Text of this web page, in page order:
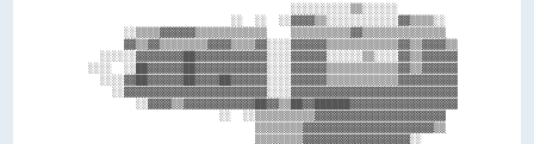
                                    ░░░░░░░░░░▒▒░░░░░░
                          ░░  ░░  ░░▓▓▓▓▒▒░░░░░░░░░░░░▓▓▒▒▒▒░░
        ░░▒▒▒▒▓▓▓▓▓▓▒▒▒▒▒▒▒▒▒▒▒▒    ▒▒▒▒▒▒▒▒▒▒▓▓▒▒▒▒▒▒▒▒▒▒▒▒▒▒
        ▓▓▒▒▓▓▒▒▒▒▒▒▒▒▓▓▓▓▒▒▒▒▓▓░░░░▓▓▓▓▓▓▒▒▒▒▒▒▒▒▒▒▒▒▓▓▒▒▓▓▓▓▒▒
    ░░░░░░▓▓▓▓▓▓▓▓██▓▓▓▓▓▓▓▓▓▓▓▓░░░░▓▓▓▓▓▓░░░░░░▒▒░░░░▓▓▒▒▓▓▓▓▓▓
  ░░░░  ░░██▓▓▓▓▓▓██▓▓▓▓▓▓▓▓▓▓▓▓░░░░▓▓▓▓▓▓▒▒▒▒▒▒▒▒▒▒▒▒▓▓▒▒▓▓▓▓▓▓
    ░░░░▓▓██▓▓▓▓▓▓██▓▓▓▓██▓▓▓▓▓▓░░░░▓▓▓▓▓▓▒▒▒▒▒▒▒▒▒▒▒▒▓▓▓▓▓▓▓▓▓▓
      ░░▓▓▓▓▓▓▓▓▓▓▓▓▓▓▓▓▓▓▓▓▓▓▓▓░░░░▓▓▓▓▓▓▓▓▓▓▓▓▓▓▓▓▓▓▓▓▓▓▓▓▓▓▓▓
          ░░▓▓▓▓▒▒▓▓▓▓▓▓▓▓▓▓▓▓██▓▓▒▒██▓▓██████▓▓▓▓▓▓▓▓▓▓▓▓▓▓▓▓▓▓
                        ░░  ░░▒▒▒▒▒▒▒▒▒▒▓▓▓▓▓▓▓▓▓▓▓▓▓▓▓▓▓▓▓▓▓▓
                              ▒▒▒▒▒▒▒▒▓▓▓▓▓▓▓▓▓▓▓▓▓▓▓▓▓▓▓▓▓▓▒▒
                              ▒▒▒▒▒▒▒▒▓▓▓▓▓▓▓▓▓▓▓▓▓▓▓▓▓▓░░